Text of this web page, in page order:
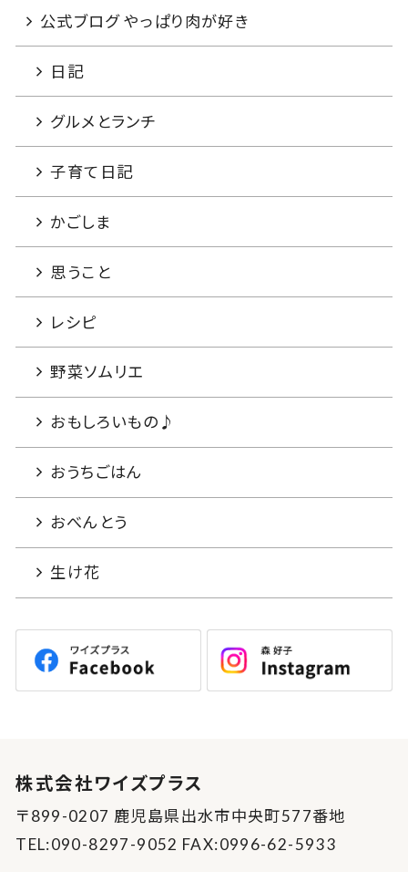
公式ブログ やっぱり肉が好き
日記
グルメとランチ
子育て日記
かごしま
思うこと
レシピ
野菜ソムリエ
おもしろいもの♪
おうちごはん
おべんとう
生け花
株式会社ワイズプラス
〒899-0207 鹿児島県出水市中央町577番地
TEL:090-8297-9052 FAX:0996-62-5933